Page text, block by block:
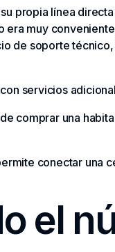
propia línea
era muy
de soporte
servicios
comprar una
conectar una
el